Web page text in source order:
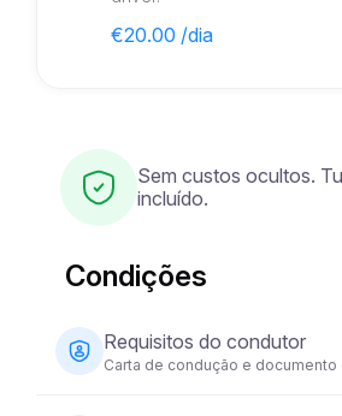
€20.00 /dia
Sem custos ocultos.
incluído.
Condições
Requisitos do condutor
Carta de condução e
O condutor deve ter pelo